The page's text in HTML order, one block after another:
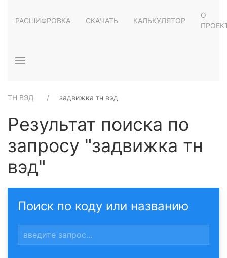
РАСШИФРОВКА СКАЧАТЬ КАЛЬКУЛЯТОР
О
ТН ВЭД задвижка тн вэд
Результат поиска по
запросу "задвижка тн
вэд"
Поиск по коду или названию